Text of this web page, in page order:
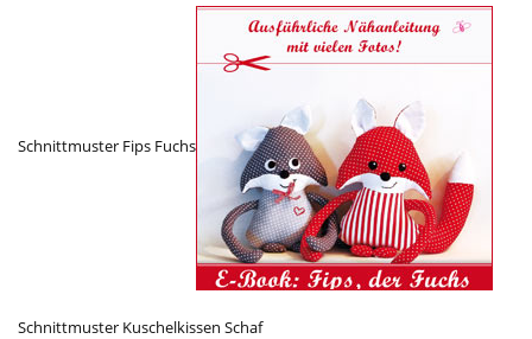
Schnittmuster Fips Fuchs
Schnittmuster Kuschelkissen Schaf